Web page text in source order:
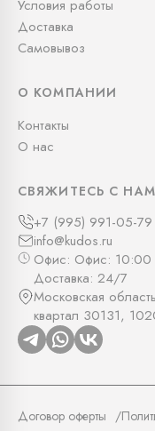
Условия работы
Доставка
Самовывоз
О КОМПАНИИ
Контакты
О нас
СВЯЖИТЕСЬ С
+7 (995) 991-05-79
info@kudos.ru
Офис: Офис:
Доставка: 24/7
Московская
квартал 30131,
Договор оферты